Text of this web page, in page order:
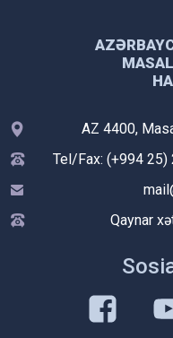
AZ 4400,
Tel/Fax: (+994
Qaynar